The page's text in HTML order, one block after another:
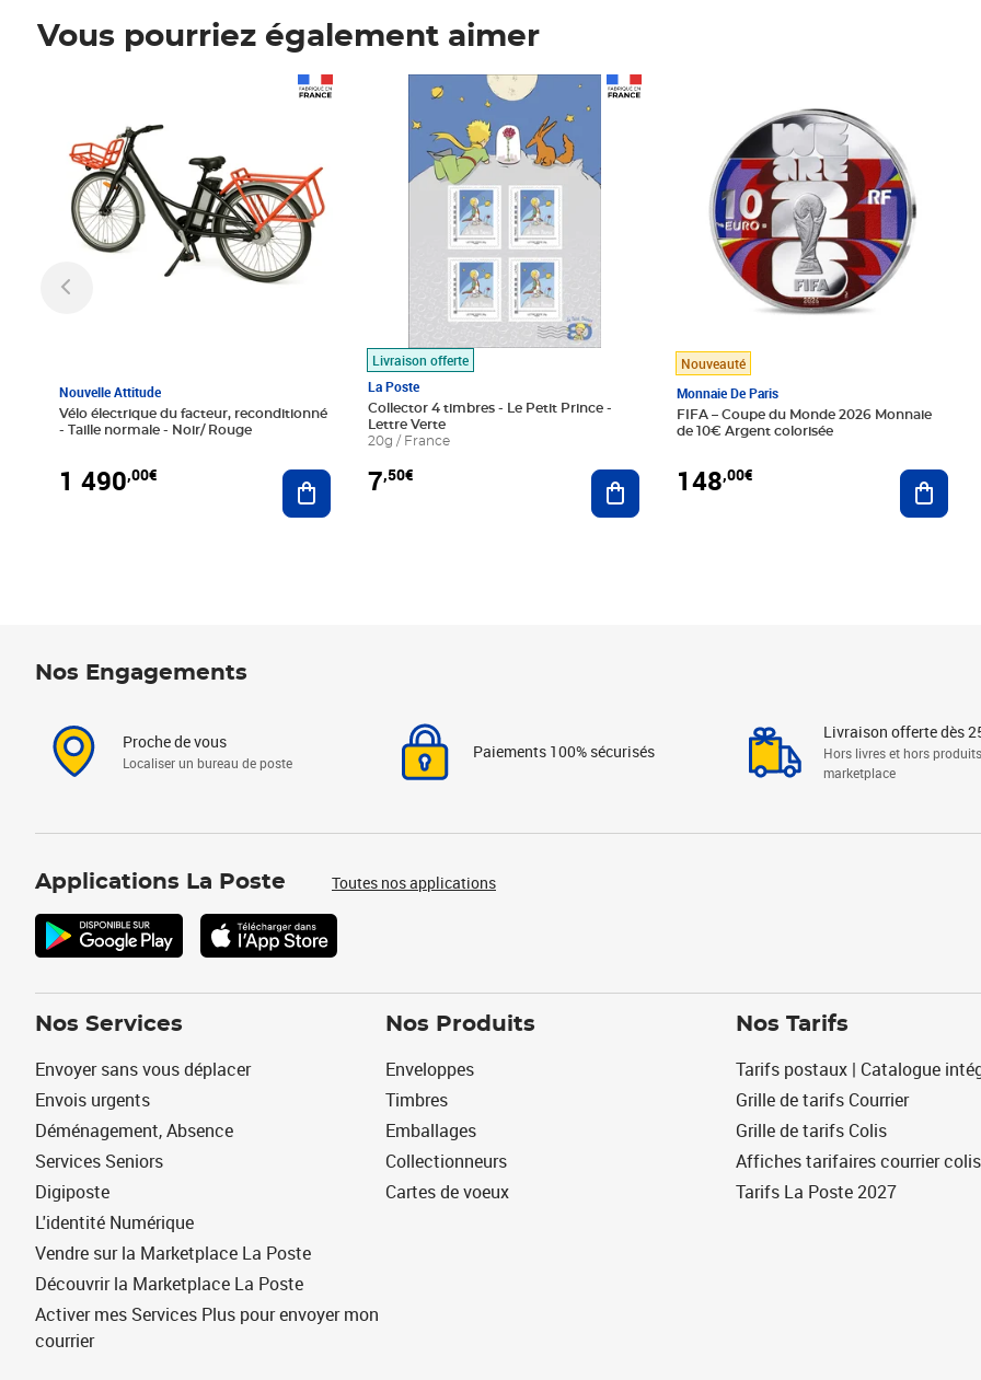
Vous pourriez également aimer
Nouvelle Attitude
Vélo électrique du facteur, reconditionné
- Taille normale - Noir/ Rouge
1 490,00€ Ajouter au panier
Livraison offerte
La Poste
Collector 4 timbres - Le Petit Prince -
Lettre Verte
20g / France
7,50€
Prix 7,50€
Ajouter au panier
Nouveauté
Monnaie De Paris
FIFA – Coupe du Monde 2026 Monnaie
de 10€ Argent colorisée
148,00€
Nos Engagements
Proche de vous
Localiser un bureau de poste
Paiements 100% sécurisés
Livraison offerte dès
Hors livres et hors produits
marketplace
Applications La Poste Toutes nos applications
Nos Services
Envoyer sans vous déplacer
Envois urgents
Déménagement, Absence
Services Seniors
Digiposte
L'identité Numérique
Vendre sur la Marketplace La Poste
Découvrir la Marketplace La Poste
Activer mes Services Plus pour envoyer mon
courrier
Nos Produits
Enveloppes
Timbres
Emballages
Collectionneurs
Cartes de voeux
Nos Tarifs
Tarifs postaux | Catalogue
Grille de tarifs Courrier
Grille de tarifs Colis
Affiches tarifaires courrier colis
Tarifs La Poste 2027